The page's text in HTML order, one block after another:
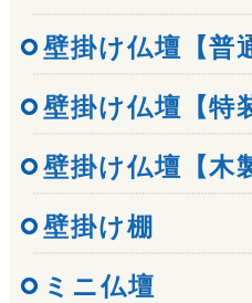
壁掛け仏壇【普
壁掛け仏壇【特
壁掛け仏壇【木
壁掛け棚
ミニ仏壇